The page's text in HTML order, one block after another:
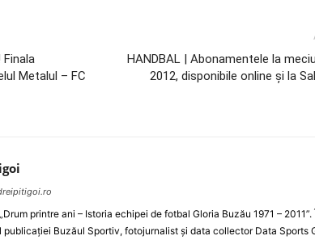
Metalul – FC
HANDBAL | Abonamentele la
2012, disponibile online şi la
printre ani – Istoria echipei de fotbal Gloria Buzău 1971 –
publicaţiei Buzăul Sportiv, fotojurnalist şi data collector Data Sports